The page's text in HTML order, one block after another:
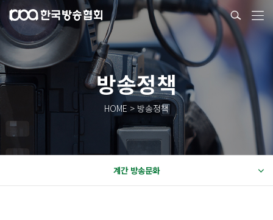
방송정책
HOME > 방송정책
계간 방송문화